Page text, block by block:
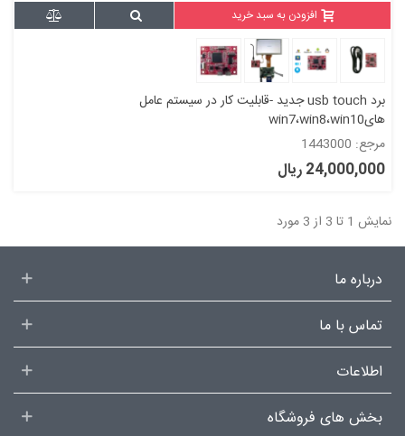
افزودن به سبد خرید
برد usb touch جدید -قابلیت کار در سیستم عامل
هایwin7،win8،win10
مرجع: 1443000
24,000,000 ریال
نمایش 1 تا 3 از 3 مورد
درباره ما
تماس با ما
اطلاعات
بخش های فروشگاه